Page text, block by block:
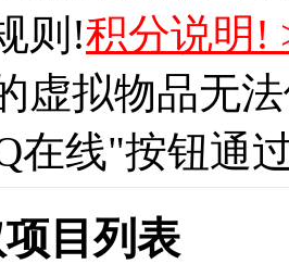
则!积分说明!
虚拟物品无
在线"按钮通
目列表